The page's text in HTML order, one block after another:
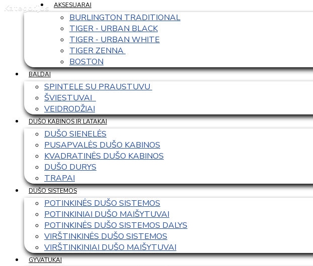
Kategorijos
AKSESUARAI
BURLINGTON TRADITIONAL
TIGER - URBAN BLACK
TIGER - URBAN WHITE
TIGER ZENNA
BOSTON
BALDAI
SPINTELE SU PRAUSTUVU
ŠVIESTUVAI
VEIDRODŽIAI
DUŠO KABINOS IR LATAKAI
DUŠO SIENELĖS
PUSAPVALĖS DUŠO KABINOS
KVADRATINĖS DUŠO KABINOS
DUŠO DURYS
TRAPAI
DUŠO SISTEMOS
POTINKINĖS DUŠO SISTEMOS
POTINKINIAI DUŠO MAIŠYTUVAI
POTINKINĖS DUŠO SISTEMOS DALYS
VIRŠTINKINĖS DUŠO SISTEMOS
VIRŠTINKINIAI DUŠO MAIŠYTUVAI
GYVATUKAI